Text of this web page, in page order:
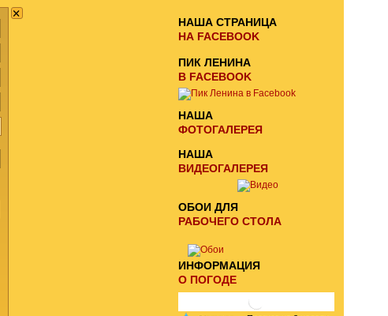
×
НАША СТРАНИЦА
НА FACEBOOK
ПИК ЛЕНИНА
В FACEBOOK
НАША
ФОТОГАЛЕРЕЯ
НАША
ВИДЕОГАЛЕРЕЯ
ОБОИ ДЛЯ
РАБОЧЕГО СТОЛА
ИНФОРМАЦИЯ
О ПОГОДЕ